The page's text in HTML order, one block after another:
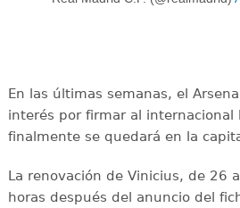
En las últimas semanas, el
interés por firmar al internacional
finalmente se quedará en la
La renovación de Vinicius, de 26
horas después del anuncio del